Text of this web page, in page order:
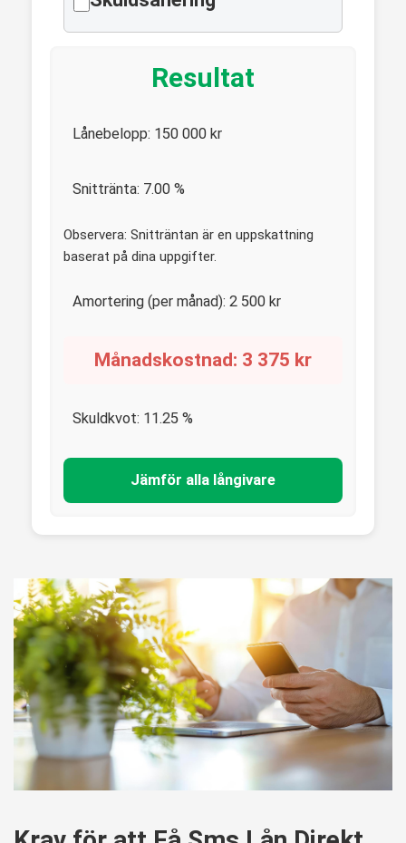
Resultat
Lånebelopp: 150 000 kr
Snittränta: 7.00 %
Observera: Snitträntan är en uppskattning
baserat på dina uppgifter.
Amortering (per månad): 2 500 kr
Månadskostnad: 3 375 kr
Skuldkvot: 11.25 %
Jämför alla långivare